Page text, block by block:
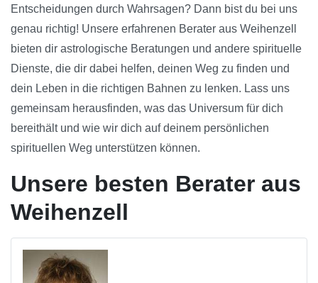
Entscheidungen durch Wahrsagen? Dann bist du bei uns
genau richtig! Unsere erfahrenen Berater aus Weihenzell
bieten dir astrologische Beratungen und andere spirituelle
Dienste, die dir dabei helfen, deinen Weg zu finden und
dein Leben in die richtigen Bahnen zu lenken. Lass uns
gemeinsam herausfinden, was das Universum für dich
bereithält und wie wir dich auf deinem persönlichen
spirituellen Weg unterstützen können.
Unsere besten Berater aus
Weihenzell